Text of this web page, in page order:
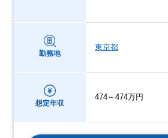
勤務地
東京都
想定年収
474～474万円